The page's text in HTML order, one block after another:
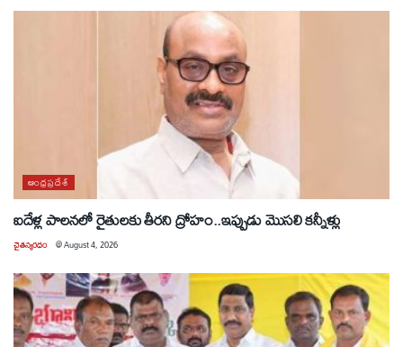
ఆంధ్రప్రదేశ్
ఐదేళ్ల పాలనలో రైతులకు తీరని ద్రోహం..ఇప్పుడు మొసలి కన్నీళ్లు
చైతన్యరధం @August 4, 2026